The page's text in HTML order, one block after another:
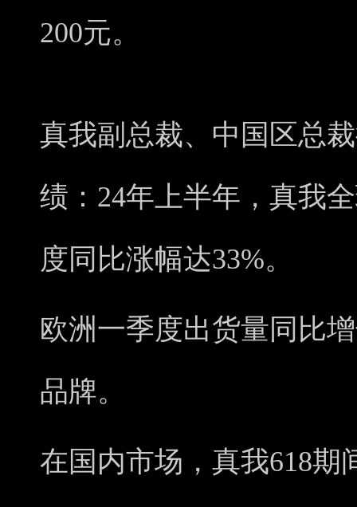
200元。
真我副总裁、中国区总
绩：24年上半年，真我
度同比涨幅达33%。
欧洲一季度出货量同比
品牌。
在国内市场，真我618期